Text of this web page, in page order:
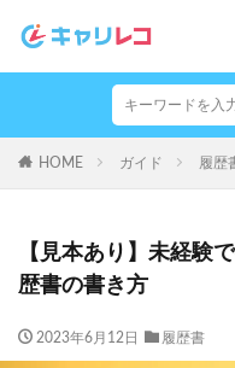
HOME ガイド 履歴
【見本あり】未経験
歴書の書き方
2023年6月12日 履歴書